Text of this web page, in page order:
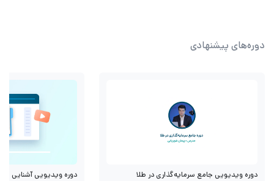
دوره‌های پیشنهادی
دوره ویدیویی جامع سرمایه‌گذاری در طلا
دوره ویدیویی آشنایی با